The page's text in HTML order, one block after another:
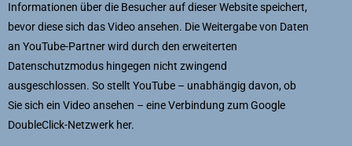
Informationen über die Besucher auf dieser Website speichert,
bevor diese sich das Video ansehen. Die Weitergabe von Daten
an YouTube-Partner wird durch den erweiterten
Datenschutzmodus hingegen nicht zwingend
ausgeschlossen. So stellt YouTube – unabhängig davon, ob
Sie sich ein Video ansehen – eine Verbindung zum Google
DoubleClick-Netzwerk her.